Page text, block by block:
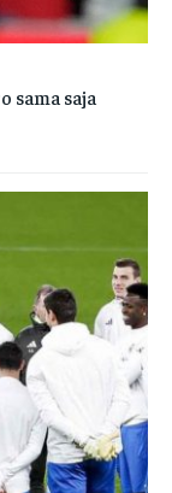
sama saja